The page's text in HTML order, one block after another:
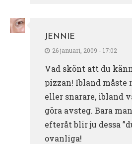
JENNIE
26 januari, 2009 - 17:02
Vad skönt att du
pizzan! Ibland måste
eller snarare, ibland
göra avsteg. Bara
efteråt blir ju dessa
ovanliga!